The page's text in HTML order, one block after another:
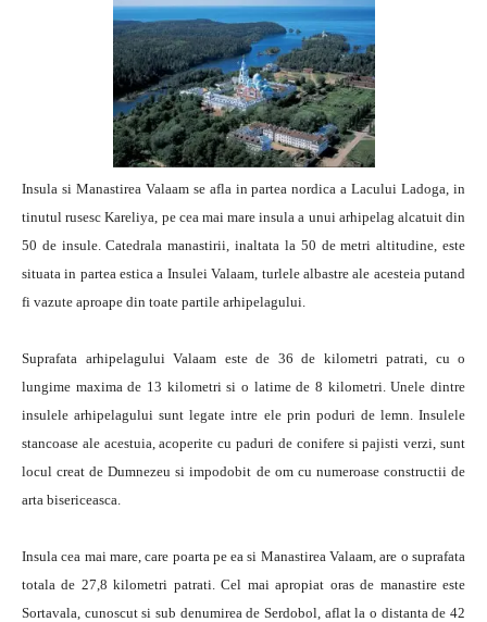
Insula si Manastirea Valaam se afla in partea nordica a Lacului Ladoga, in
tinutul rusesc Kareliya, pe cea mai mare insula a unui arhipelag alcatuit din
50 de insule. Catedrala manastirii, inaltata la 50 de metri altitudine, este
situata in partea estica a Insulei Valaam, turlele albastre ale acesteia putand
fi vazute aproape din toate partile arhipelagului.
Suprafata arhipelagului Valaam este de 36 de kilometri patrati, cu o
lungime maxima de 13 kilometri si o latime de 8 kilometri. Unele dintre
insulele arhipelagului sunt legate intre ele prin poduri de lemn. Insulele
stancoase ale acestuia, acoperite cu paduri de conifere si pajisti verzi, sunt
locul creat de Dumnezeu si impodobit de om cu numeroase constructii de
arta bisericeasca.
Insula cea mai mare, care poarta pe ea si Manastirea Valaam, are o suprafata
totala de 27,8 kilometri patrati. Cel mai apropiat oras de manastire este
Sortavala, cunoscut si sub denumirea de Serdobol, aflat la o distanta de 42